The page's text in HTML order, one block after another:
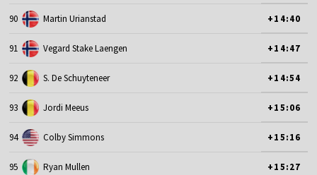
90 Martin Urianstad +14:40
91 Vegard Stake Laengen +14:47
92 S. De Schuyteneer +14:54
93 Jordi Meeus +15:06
94 Colby Simmons +15:16
95 Ryan Mullen +15:27